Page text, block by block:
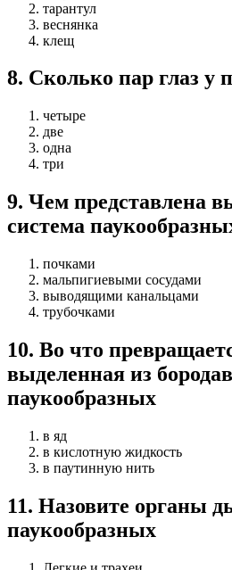
тарантул
веснянка
клещ
8. Сколько пар глаз у
четыре
две
одна
три
9. Чем представлена
система
почками
мальпигиевыми сосудами
выводящими канальцами
трубочками
10. Во что
выделенная из
паукообразных
в яд
в кислотную жидкость
в паутинную нить
11. Назовите органы
паукообразных